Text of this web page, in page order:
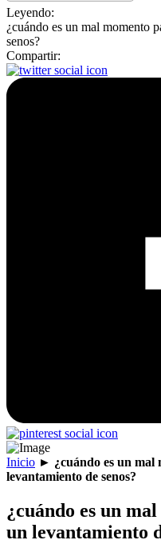
Leyendo:
¿cuándo es un mal momento
senos?
Compartir:
Inicio ► ¿cuándo es un mal
levantamiento de senos?
¿cuándo es un
un levantamiento